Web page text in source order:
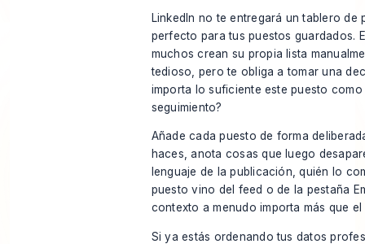
LinkedIn no te entregará un tablero de
perfecto para tus puestos guardados.
muchos crean su propia lista
tedioso, pero te obliga a tomar una
importa lo suficiente este puesto
seguimiento?
Añade cada puesto de forma
haces, anota cosas que luego
lenguaje de la publicación, quién lo
puesto vino del feed o de la pestaña
contexto a menudo importa más que
Si ya estás ordenando tus datos